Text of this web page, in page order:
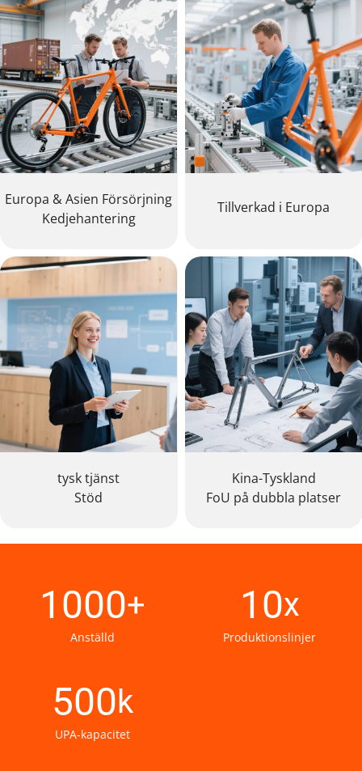
Europa & Asien Försörjning
Kedjehantering
Tillverkad i Europa
tysk tjänst
Stöd
Kina-Tyskland
FoU på dubbla platser
1000+
Anställd
10x
Produktionslinjer
500k
UPA-kapacitet